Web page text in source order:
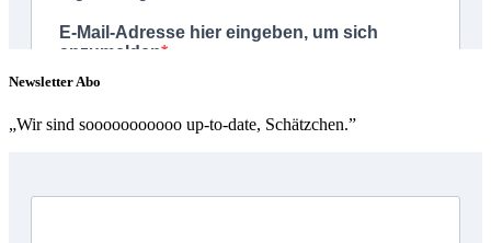
Newsletter Abo
„Wir sind sooooooooooo up-to-date, Schätzchen.”